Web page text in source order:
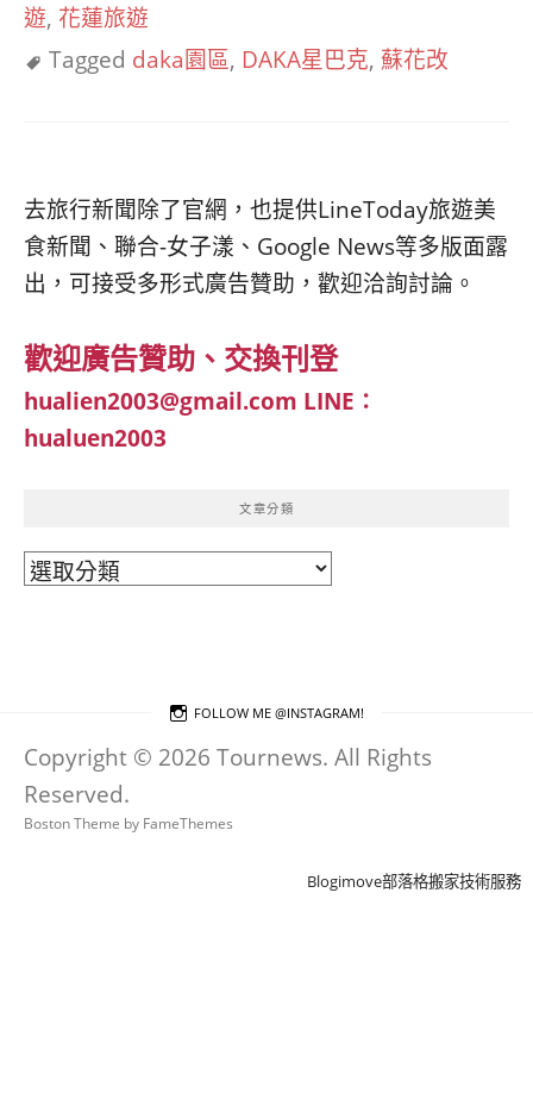
遊, 花蓮旅遊
Tagged daka園區, DAKA星巴克, 蘇花改
去旅行新聞除了官網，也提供LineToday旅遊美
食新聞、聯合-女子漾、Google News等多版面露
出，可接受多形式廣告贊助，歡迎洽詢討論。
歡迎廣告贊助、交換刊登
hualien2003@gmail.com LINE：
hualuen2003
文章分類
文
FOLLOW ME @INSTAGRAM!
Copyright © 2026 Tournews. All Rights
Reserved.
Boston Theme by FameThemes
Blogimove部落格搬家技術服務